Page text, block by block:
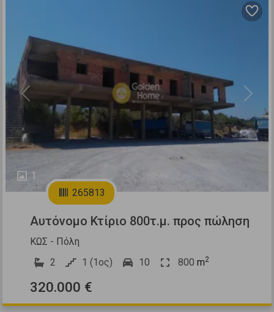
1
Previous Next
265813
Αυτόνομο Κτίριο 800τ.μ. προς πώληση
ΚΩΣ - Πόλη
2
1 (1ος) 10 800 m2
320.000 €